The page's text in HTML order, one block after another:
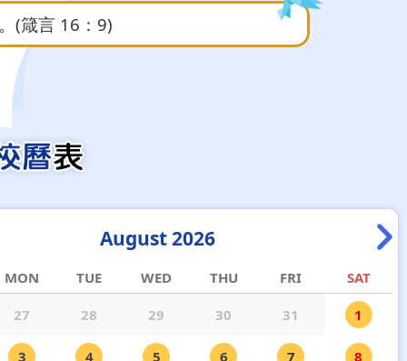
(箴言 16：9)
August 2026
MON TUE WED THU FRI SAT
27 28 29 30 31 1
3 4 5 6 7 8